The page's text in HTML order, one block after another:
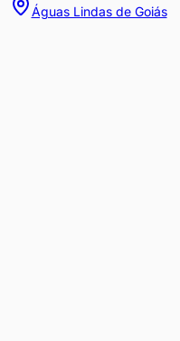
Águas Lindas de Goiás